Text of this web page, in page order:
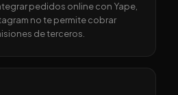
pedidos online con Yape,
no te permite cobrar
de terceros.